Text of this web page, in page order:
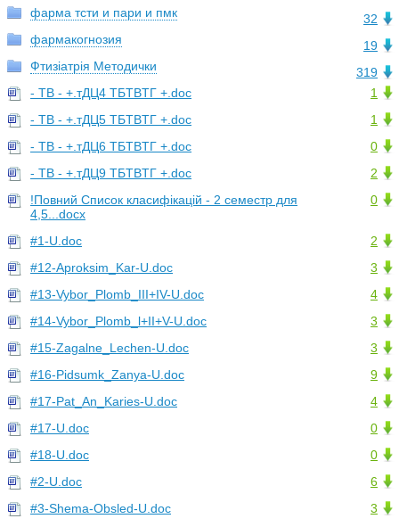
32
фарма тсти и пари и пмк
19
фармакогнозия
319
Фтизіатрія Методички
1
- TВ - +.тДЦ4 TБTВTГ +.doc
1
- TВ - +.тДЦ5 TБTВTГ +.doc
0
- TВ - +.тДЦ6 TБTВTГ +.doc
2
- TВ - +.тДЦ9 TБTВTГ +.doc
0
!Повний Список класифікацій - 2 семестр для
4,5...docx
2
#1-U.doc
3
#12-Aproksim_Kar-U.doc
4
#13-Vybor_Plomb_III+IV-U.doc
3
#14-Vybor_Plomb_l+II+V-U.doc
3
#15-Zagalne_Lechen-U.doc
9
#16-Pidsumk_Zanya-U.doc
4
#17-Pat_An_Karies-U.doc
0
#17-U.doc
0
#18-U.doc
6
#2-U.doc
3
#3-Shema-Obsled-U.doc